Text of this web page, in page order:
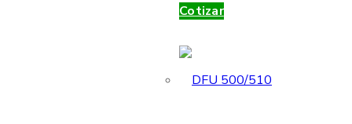
Cotizar